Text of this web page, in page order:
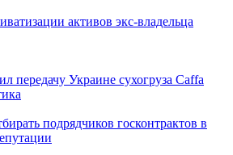
активов экс-владельца
передачу Украине сухогруза Caffa
подрядчиков госконтрактов в